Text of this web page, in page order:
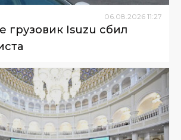
06.08.2026 11:27
грузовик Isuzu сбил